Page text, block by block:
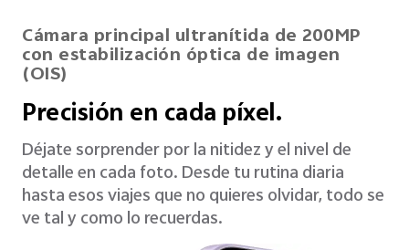
Cámara principal ultranítida de 200MP
con estabilización óptica de imagen
(OIS)
Precisión en cada píxel.
Déjate sorprender por la nitidez y el nivel de
detalle en cada foto. Desde tu rutina diaria
hasta esos viajes que no quieres olvidar, todo se
ve tal y como lo recuerdas.